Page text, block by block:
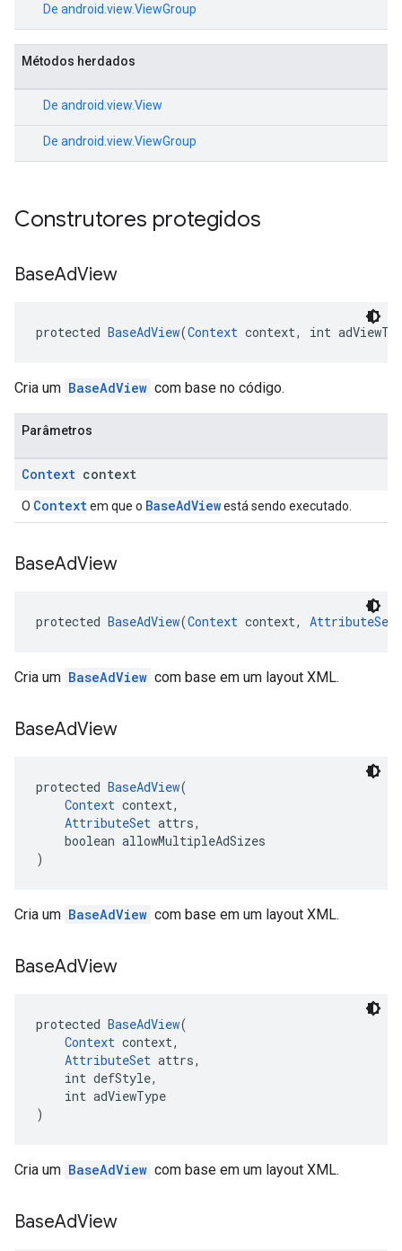
De android.view.ViewGroup
Métodos herdados
De android.view.View
De android.view.ViewGroup
Construtores protegidos
BaseAdView
protected BaseAdView(Context context, int
Cria um BaseAdView com base no código.
Parâmetros
Context context
O Contextem que o BaseAdViewestá sendo executado.
BaseAdView
protected BaseAdView(Context context, AttributeSet
Cria um BaseAdView com base em um layout XML.
BaseAdView
protected BaseAdView(
Context context,
AttributeSet attrs,
boolean allowMultipleAdSizes
)
Cria um BaseAdView com base em um layout XML.
BaseAdView
protected BaseAdView(
Context context,
AttributeSet attrs,
int defStyle,
int adViewType
)
Cria um BaseAdView com base em um layout XML.
BaseAdView